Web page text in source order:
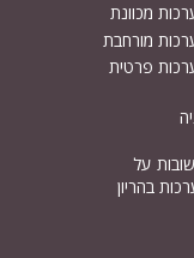
מכוונת
מורחבת
פרטית
על
בהריון